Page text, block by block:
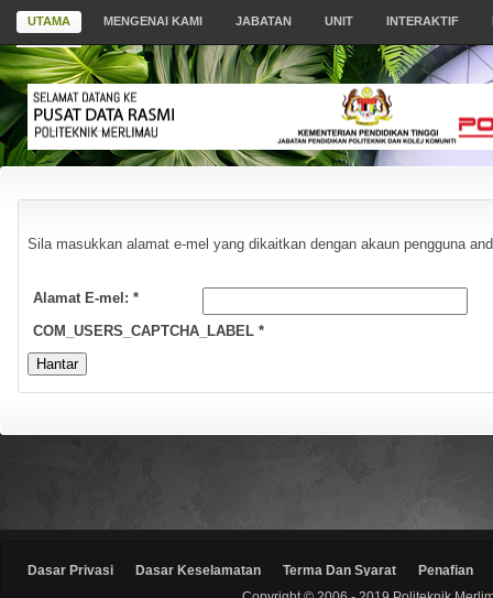
UTAMA MENGENAI KAMI JABATAN UNIT INTERAKTIF
Sila masukkan alamat e-mel yang dikaitkan dengan akaun pengguna
Alamat E-mel: *
COM_USERS_CAPTCHA_LABEL *
Hantar
Dasar Privasi Dasar Keselamatan Terma Dan Syarat
Penafian